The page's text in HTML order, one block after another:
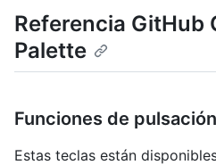
Referencia GitHub
Palette
Funciones de
Estas teclas están